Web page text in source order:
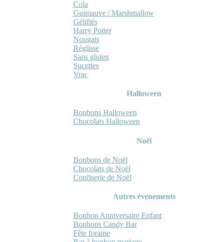
Cola
Guimauve / Marshmallow
Gélifiés
Harry Potter
Nougats
Réglisse
Sans gluten
Sucettes
Vrac
Halloween
Bonbons Halloween
Chocolats Halloween
Noël
Bonbons de Noël
Chocolats de Noël
Confiserie de Noël
Autres évenements
Bonbon Anniversaire Enfant
Bonbons Candy Bar
Fête foraine